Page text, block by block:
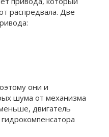
распредвала. Две
они и
шума от механизма
двигатель